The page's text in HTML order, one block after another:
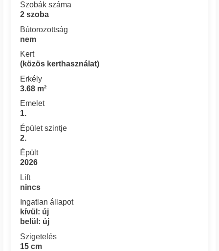
Szobák száma
2 szoba
Bútorozottság
nem
Kert
(közös kerthasználat)
Erkély
3.68 m²
Emelet
1.
Épület szintje
2.
Épült
2026
Lift
nincs
Ingatlan állapot
kívül: új
belül: új
Szigetelés
15 cm